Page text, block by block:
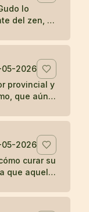
lo
del zen, y
2026
provincial y
que aún
2026
curar su
que aquello